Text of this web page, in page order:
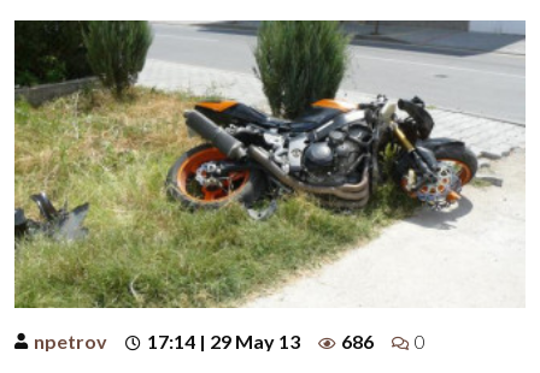
npetrov 17:14 | 29 May 13 686 0